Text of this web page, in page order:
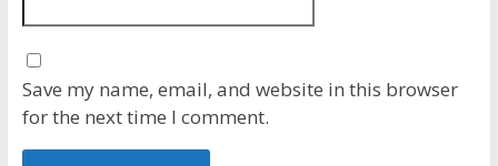
Save my name, email, and website in this browser
for the next time I comment.